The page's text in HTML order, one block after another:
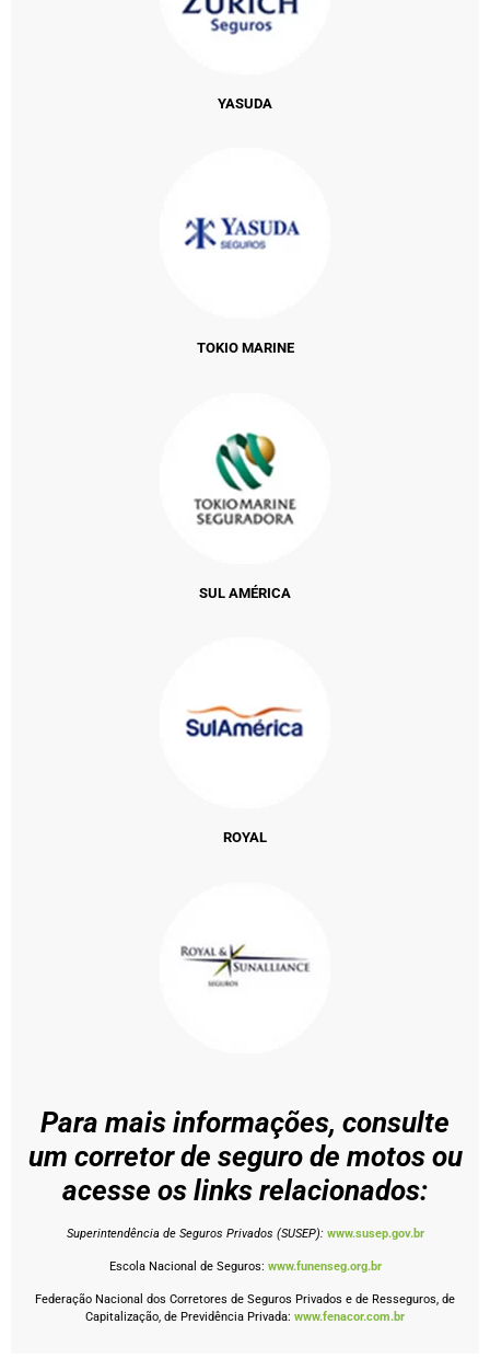
YASUDA
TOKIO MARINE
SUL AMÉRICA
ROYAL
Para mais informações, consulte
um corretor de seguro de motos ou
acesse os links relacionados:
Superintendência de Seguros Privados (SUSEP): www.susep.gov.br
Escola Nacional de Seguros: www.funenseg.org.br
Federação Nacional dos Corretores de Seguros Privados e de Resseguros, de
Capitalização, de Previdência Privada: www.fenacor.com.br